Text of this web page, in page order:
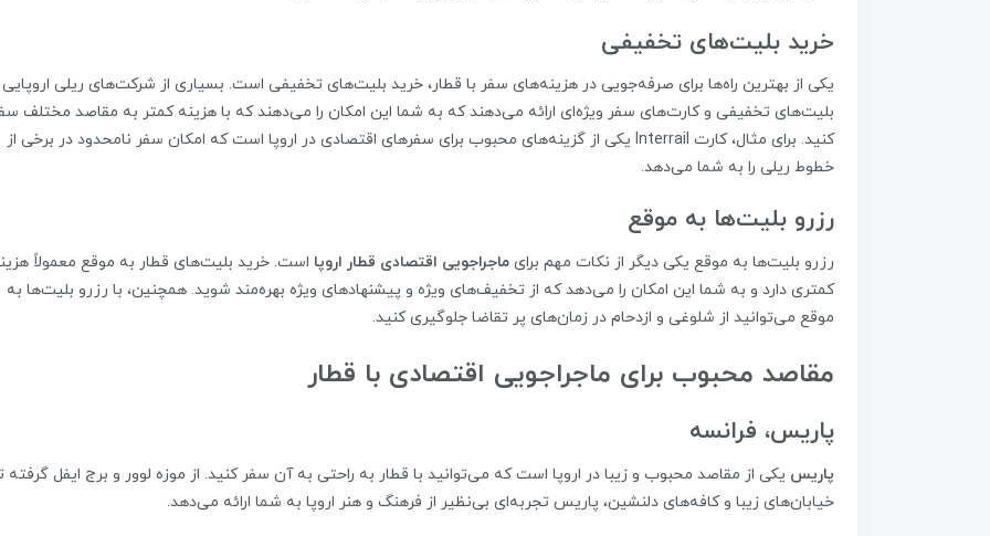
خرید بلیت‌های تخفیفی
یکی از بهترین راه‌ها برای صرفه‌جویی در هزینه‌های سفر با قطار، خرید بلیت‌های تخفیفی است. بسیاری از شرکت‌های ریلی اروپایی
بلیت‌های تخفیفی و کارت‌های سفر ویژه‌ای ارائه می‌دهند که به شما این امکان را می‌دهند که با هزینه کمتر به مقاصد مختلف
کنید. برای مثال، کارت Interrail یکی از گزینه‌های محبوب برای سفرهای اقتصادی در اروپا است که امکان سفر نامحدود در برخی از
خطوط ریلی را به شما می‌دهد.
رزرو بلیت‌ها به موقع
رزرو بلیت‌ها به موقع یکی دیگر از نکات مهم برای ماجراجویی اقتصادی قطار اروپا است. خرید بلیت‌های قطار به موقع معمولاً
کمتری دارد و به شما این امکان را می‌دهد که از تخفیف‌های ویژه و پیشنهادهای ویژه بهره‌مند شوید. همچنین، با رزرو بلیت‌ها به
موقع می‌توانید از شلوغی و ازدحام در زمان‌های پر تقاضا جلوگیری کنید.
مقاصد محبوب برای ماجراجویی اقتصادی با قطار
پاریس، فرانسه
پاریس یکی از مقاصد محبوب و زیبا در اروپا است که می‌توانید با قطار به راحتی به آن سفر کنید. از موزه لوور و برج ایفل گرفته
خیابان‌های زیبا و کافه‌های دلنشین، پاریس تجربه‌ای بی‌نظیر از فرهنگ و هنر اروپا به شما ارائه می‌دهد.